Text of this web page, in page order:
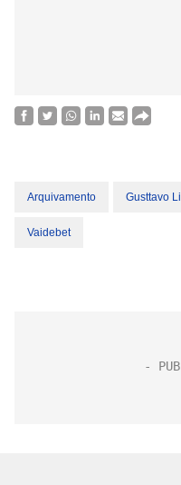
Arquivamento Gusttavo
Vaidebet